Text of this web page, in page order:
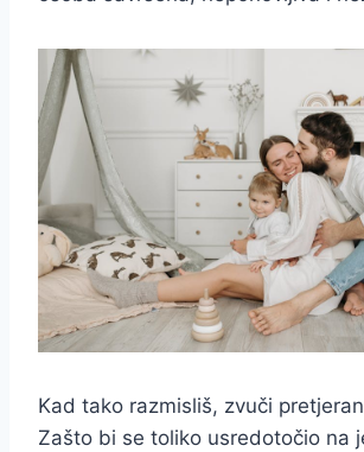
Kad tako razmisliš, zvuči
Zašto bi se toliko usredotočio na